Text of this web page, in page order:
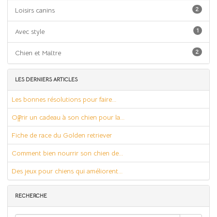
Loisirs canins 2
Avec style 1
Chien et Maître 2
LES DERNIERS ARTICLES
Les bonnes résolutions pour faire...
Offrir un cadeau à son chien pour la...
Fiche de race du Golden retriever
Comment bien nourrir son chien de...
Des jeux pour chiens qui améliorent...
RECHERCHE